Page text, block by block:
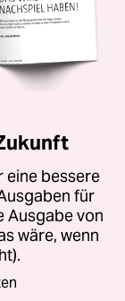
eine bessere
für
Ausgabe von
wäre, wenn